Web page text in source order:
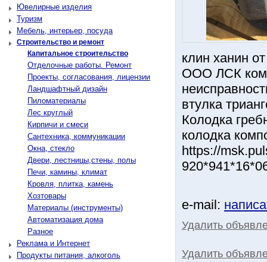
Ювелирные изделия
Туризм
Мебель, интерьер, посуда
Строительство и ремонт
Капитальное строительство
Отделочные работы. Ремонт
Проекты, согласования, лицензии
Ландшафтный дизайн
Пиломатериалы
Лес круглый
Кирпичи и смеси
Сантехника, коммуникации
Окна, стекло
Двери, лестницы,стены, полы
Печи, камины, климат
Кровля, плитка, камень
Хозтовары
Материалы (инструменты)
Автоматизация дома
Разное
Реклама и Интернет
Продукты питания, алкоголь
клин ханин
ООО ЛСК
втулка
Колодка
колодка
https://
e-mail:
Удалить
Удалить